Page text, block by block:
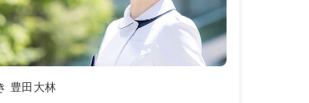
豊田大林